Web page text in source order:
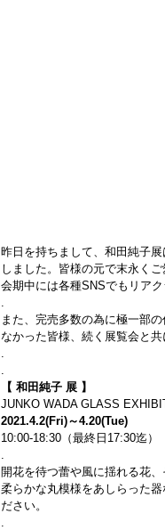
昨日を持ちまして、和田純子
しました。皆様の元で末永くご
会期中には各種SNSでもリア
.
また、完売多数の為に極一部
なかった皆様、続く展覧会と
.
.
【 和田純子 展 】
JUNKO WADA GLASS
2021.4.2(Fri)～4.20(Tue)
10:00-18:30（最終日17:30迄）
.
開花を待つ蕾や風に揺れる花
柔らかな丸模様をあしらった
ださい。
.